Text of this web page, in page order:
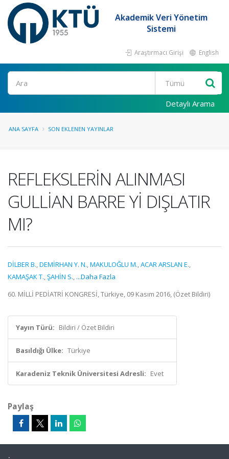
Akademik Veri Yönetim
Sistemi
Araştırmacı Girişi English
Ara
Detaylı Arama
ANA SAYFA SON EKLENEN YAYINLAR
REFLEKSLERİN ALINMASI
GULLİAN BARRE Yİ DIŞLATIR
MI?
DİLBER B.,DEMİRHAN Y. N.,MAKULOĞLU M.,ACAR ARSLAN E.,
KAMAŞAK T.,ŞAHİN S., ...Daha Fazla
60. MİLLİ PEDİATRİ KONGRESİ, Türkiye, 09 Kasım 2016, (Özet Bildiri)
Yayın Türü: Bildiri / Özet Bildiri
Basıldığı Ülke: Türkiye
Karadeniz Teknik Üniversitesi Adresli: Evet
Paylaş